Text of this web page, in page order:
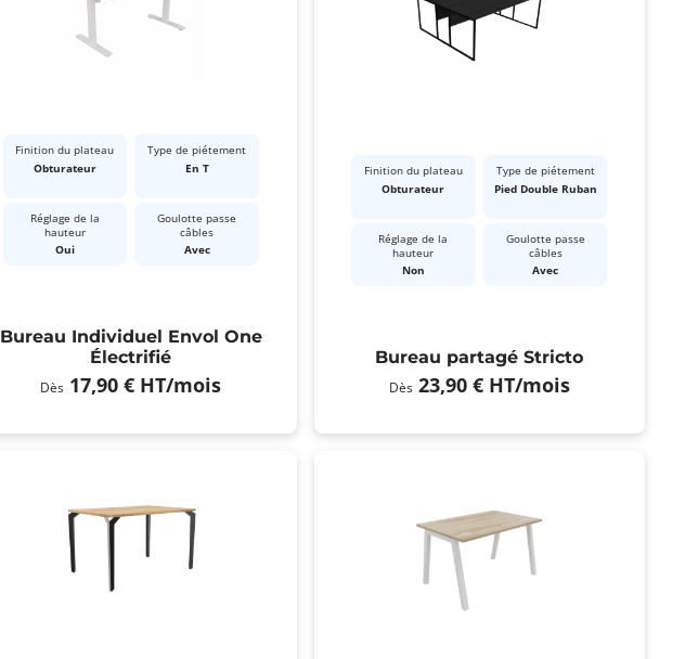
Finition du plateau
Obturateur
Type de piétement
En T
Réglage de la
hauteur
Oui
Goulotte passe
câbles
Avec
Bureau Individuel Envol One
Électrifié
Dès 17,90 € HT/mois
Finition du plateau
Obturateur
Type de piétement
Pied Double Ruban
Réglage de la
hauteur
Non
Goulotte passe
câbles
Avec
Bureau partagé Stricto
Dès 23,90 € HT/mois